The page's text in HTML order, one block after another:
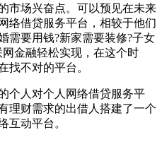
市场兴奋点。可以预见在未来
络借贷服务平台，相较于他们
需要用钱?新家需要装修?子女
金融轻松实现，在这个时
找不对的平台。
个人对个人网络借贷服务平
理财需求的出借人搭建了一个
互动平台。